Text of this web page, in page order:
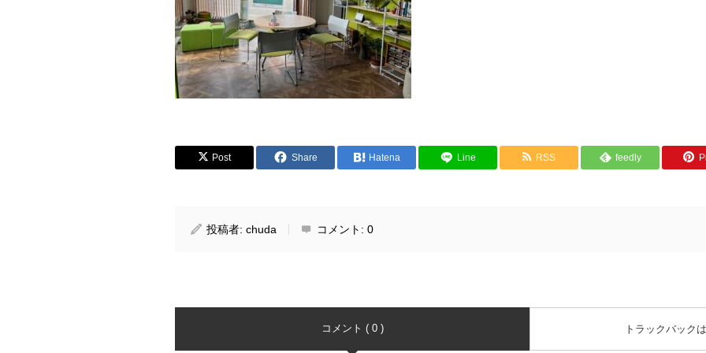
Post Share Hatena Line RSS feedly
投稿者: chuda コメント: 0
コメント ( 0 ) トラックバック